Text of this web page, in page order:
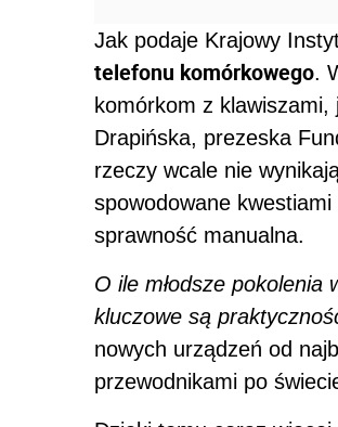
Jak podaje Krajowy
telefonu komórkowego.
komórkom z
Drapińska, prezeska
rzeczy wcale nie
spowodowane
sprawność manualna.
O ile młodsze
kluczowe są
nowych urządzeń od
przewodnikami po